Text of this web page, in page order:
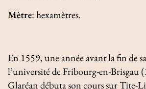
Mètre: hexamètres.
En 1559, une année avant la fin de
l’université de Fribourg-en-Brisgau
Glaréan débuta son cours sur Tite-